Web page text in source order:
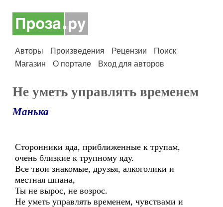
Авторы Произведения Рецензии
Поиск
Магазин
О портале Вход для авторов
Не уметь управлять временем
Манька
Сторонники яда, приближенные к трупам,
очень близкие к трупному яду.
Все твои знакомые, друзья, алкоголики и
местная шпана,
Ты не вырос, не возрос.
Не уметь управлять временем, чувствами и